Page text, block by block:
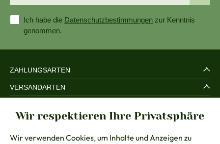
Ich habe die Datenschutzbestimmungen zur Kenntnis
genommen.
ZAHLUNGSARTEN
VERSANDARTEN
RECHTLICHES
BERATUNG
Wir respektieren Ihre Privatsphäre
Wir verwenden Cookies, um Inhalte und Anzeigen zu